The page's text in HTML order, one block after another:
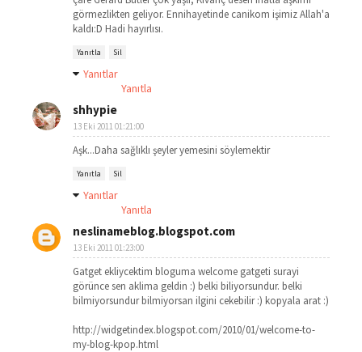
görmezlikten geliyor. Ennihayetinde canikom işimiz Allah'a
kaldı:D Hadi hayırlısı.
Yanıtla Sil
Yanıtlar
Yanıtla
shhypie
13 Eki 2011 01:21:00
Aşk...Daha sağlıklı şeyler yemesini söylemektir
Yanıtla Sil
Yanıtlar
Yanıtla
neslinameblog.blogspot.com
13 Eki 2011 01:23:00
Gatget ekliycektim bloguma welcome gatgeti surayi
görünce sen aklima geldin :) belki biliyorsundur. belki
bilmiyorsundur bilmiyorsan ilgini cekebilir :) kopyala arat :)
http://widgetindex.blogspot.com/2010/01/welcome-to-
my-blog-kpop.html